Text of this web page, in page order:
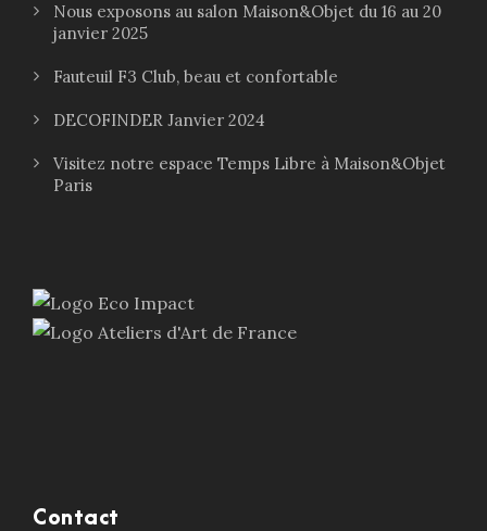
Nous exposons au salon Maison&Objet du 16 au 20
janvier 2025
Fauteuil F3 Club, beau et confortable
DECOFINDER Janvier 2024
Visitez notre espace Temps Libre à Maison&Objet
Paris
Contact